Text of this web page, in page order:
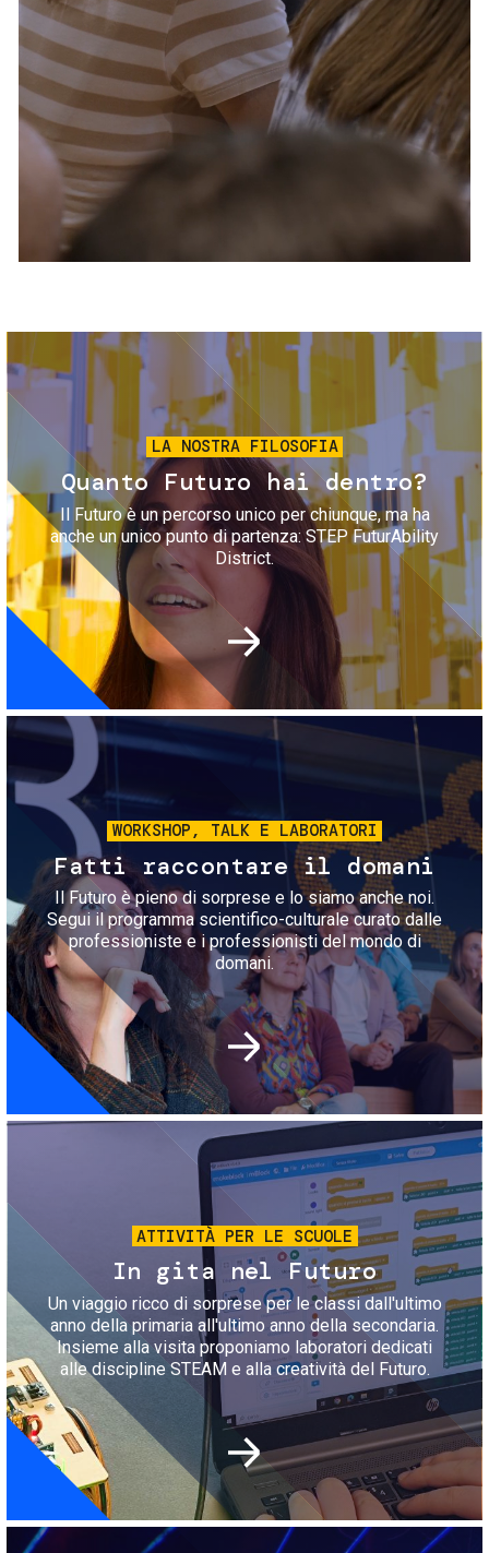
Servizi e accessibilità
Contatti
FAQ
Biglietti
Immagine
LA NOSTRA FILOSOFIA
Quanto Futuro hai dentro?
Il Futuro è un percorso unico per chiunque, ma ha
anche un unico punto di partenza: STEP FuturAbility
District.
Immagine
WORKSHOP, TALK E LABORATORI
Fatti raccontare il domani
Il Futuro è pieno di sorprese e lo siamo anche noi.
Segui il programma scientifico-culturale curato dalle
professioniste e i professionisti del mondo di
domani.
Immagine
ATTIVITÀ PER LE SCUOLE
In gita nel Futuro
Un viaggio ricco di sorprese per le classi dall'ultimo
anno della primaria all'ultimo anno della secondaria.
Insieme alla visita proponiamo laboratori dedicati
alle discipline STEAM e alla creatività del Futuro.
Immagine